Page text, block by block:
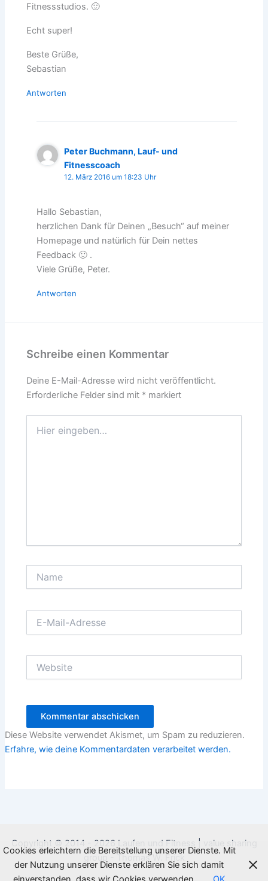
Fitnessstudios. 🙂
Echt super!
Beste Grüße,
Sebastian
Antworten
Peter Buchmann, Lauf- und
Fitnesscoach
12. März 2016 um 18:23 Uhr
Hallo Sebastian,
herzlichen Dank für Deinen „Besuch“ auf meiner
Homepage und natürlich für Dein nettes
Feedback 🙂 .
Viele Grüße, Peter.
Antworten
Schreibe einen Kommentar
Deine E-Mail-Adresse wird nicht veröffentlicht.
Erforderliche Felder sind mit * markiert
eingeben…
Mail-
Diese Website verwendet Akismet, um Spam zu reduzieren.
Erfahre, wie deine Kommentardaten verarbeitet werden.
Copyright © 2014 - 2026 Laufen und Fitness | value sharing
group - Thomas W. Frick
Cookies erleichtern die Bereitstellung unserer Dienste. Mit
der Nutzung unserer Dienste erklären Sie sich damit